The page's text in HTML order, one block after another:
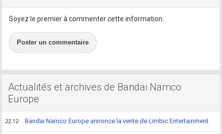
Soyez le premier à commenter cette information.
Poster un commentaire
Actualités et archives de Bandai Namco
Europe
22.12 Bandai Namco Europe annonce la vente de Limbic Entertainment